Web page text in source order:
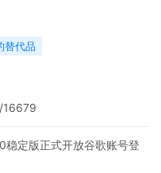
替代品
定版正式开放谷歌账号登